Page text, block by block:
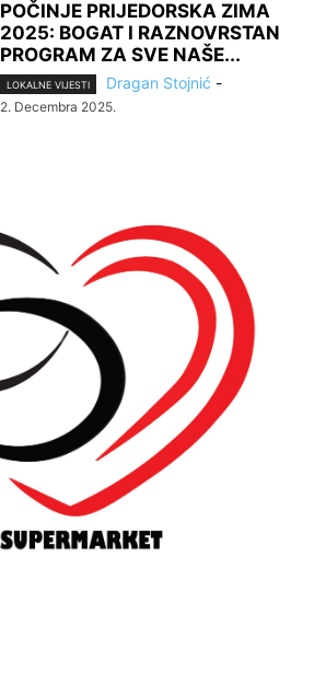
POČINJE PRIJEDORSKA ZIMA
2025: BOGAT I RAZNOVRSTAN
PROGRAM ZA SVE NAŠE...
LOKALNE VIJESTI Dragan Stojnić -
2. Decembra 2025.